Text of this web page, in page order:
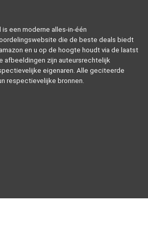
een moderne alles-in-één
die de beste deals biedt
en u op de hoogte houdt via de laatst
afbeeldingen zijn auteursrechtelijk
eigenaren. Alle geciteerde
respectievelijke bronnen.